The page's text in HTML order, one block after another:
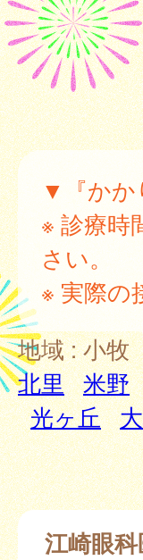
▼『かか
※ 診療時
さい。
※ 実際の
地域 :小牧
北里 米野
光ヶ丘
江崎眼